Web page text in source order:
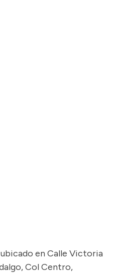
en Calle Victoria
Col Centro,